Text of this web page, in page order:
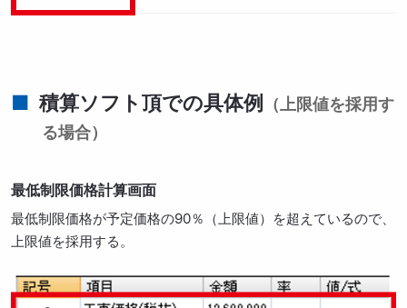
積算ソフト頂での具体例 （上限値を採用す
る場合）
最低制限価格計算画面
最低制限価格が予定価格の90％（上限値）を超えているので、
上限値を採用する。